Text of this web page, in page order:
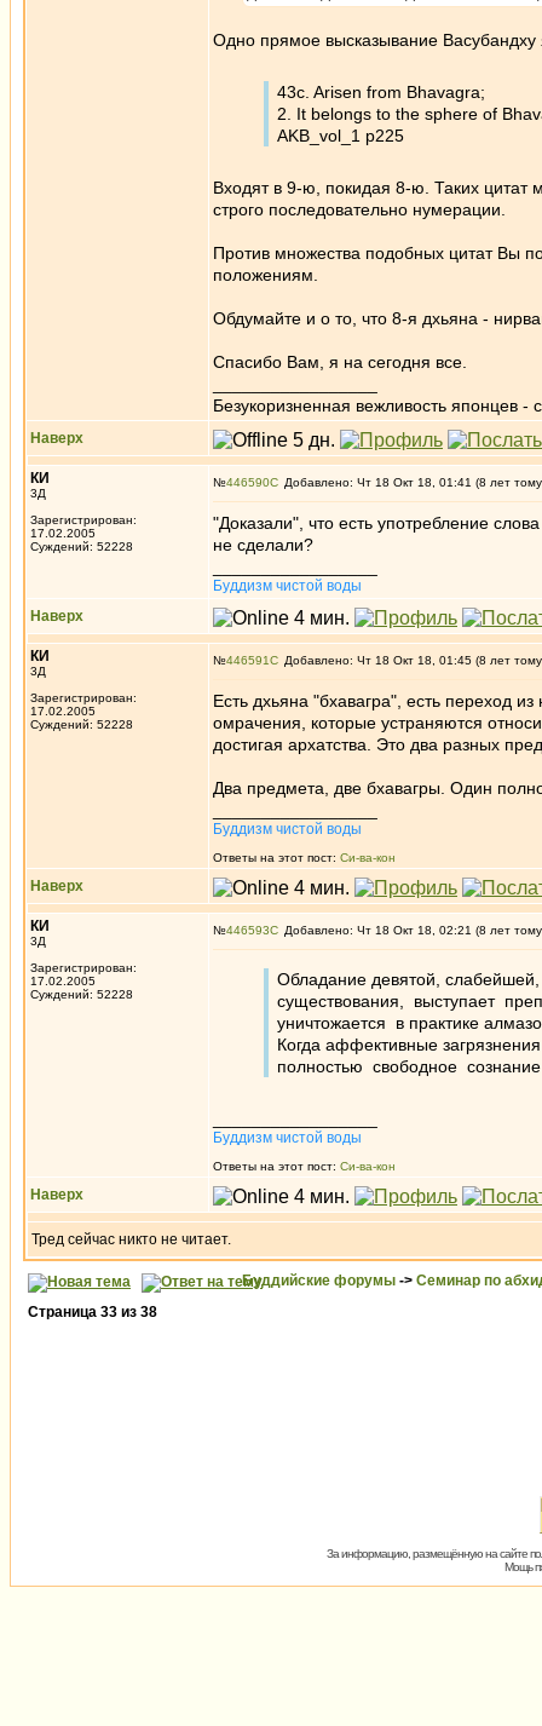
Одно прямое высказывание
43c. Arisen from Bhavagra;
2. It belongs to the sphere of
AKB_vol_1 p225
Входят в 9-ю, покидая 8-ю. Таких цитат
строго последовательно нумерации.
Против множества подобных цитат Вы
положениям.
Обдумайте и о то, что 8-я дхьяна -
Спасибо Вам, я на сегодня все.
Безукоризненная вежливость японцев -
Наверх
КИ
3Д
Зарегистрирован:
17.02.2005
Суждений: 52228
№446590 Добавлено: Чт 18 Окт 18, 01:41 (8 лет
"Доказали", что есть употребление
не сделали?
Буддизм чистой воды
Наверх
КИ
3Д
Зарегистрирован:
17.02.2005
Суждений: 52228
№446591 Добавлено: Чт 18 Окт 18, 01:45 (8 лет
Есть дхьяна "бхавагра", есть переход
омрачения, которые устраняются
достигая архатства. Это два разных
Два предмета, две бхавагры. Один
Буддизм чистой воды
Ответы на этот пост: Си-ва-кон
Наверх
КИ
3Д
Зарегистрирован:
17.02.2005
Суждений: 52228
№446593 Добавлено: Чт 18 Окт 18, 02:21 (8 лет
Обладание девятой,
существования, выступает
уничтожается в практике
Когда аффективные
полностью свободное
Буддизм чистой воды
Ответы на этот пост: Си-ва-кон
Наверх
Тред сейчас никто не читает.
Буддийские форумы -> Семинар по
Страница 33 из 38
За информацию, размещённую на сайте
Мощь